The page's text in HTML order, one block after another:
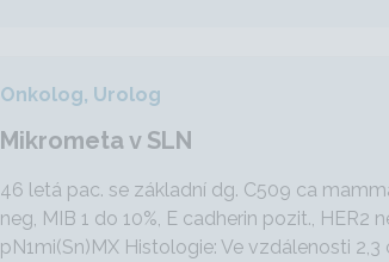
Onkolog, Urolog
Mikrometa v SLN
46 letá pac. se základní dg. C509 ca
neg, MIB 1 do 10%, E cadherin pozit., HER2
pN1mi(Sn)MX Histologie: Ve vzdálenosti